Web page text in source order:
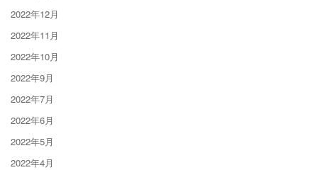
2022年12月
2022年11月
2022年10月
2022年9月
2022年7月
2022年6月
2022年5月
2022年4月